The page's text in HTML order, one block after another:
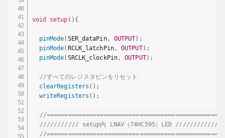
void setup ( ) {
pinMode( SER_dataPin, OUTPUT) ;
pinMode( RCLK_latchPin, OUTPUT) ;
pinMode( SRCLK_clockPin, OUTPUT) ;
//すべてのレジスタピンをリセット
clearRegisters ( ) ;
writeRegisters ( ) ;
//
/////////// setup内 LNAV（74HC595）LED
//